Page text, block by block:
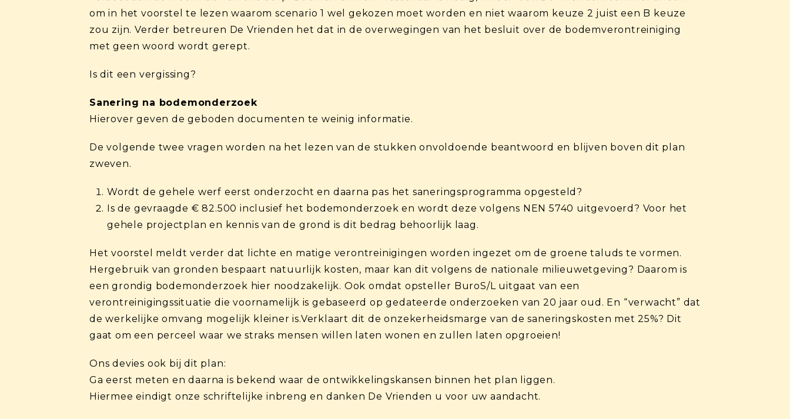
om in het voorstel te lezen waarom scenario 1 wel gekozen moet worden en niet waarom keuze 2 juist een B keuze
zou zijn. Verder betreuren De Vrienden het dat in de overwegingen van het besluit over de bodemverontreiniging
met geen woord wordt gerept.
Is dit een vergissing?
Sanering na bodemonderzoek
Hierover geven de geboden documenten te weinig informatie.
De volgende twee vragen worden na het lezen van de stukken onvoldoende beantwoord en blijven boven dit plan
zweven.
Wordt de gehele werf eerst onderzocht en daarna pas het saneringsprogramma opgesteld?
Is de gevraagde € 82.500 inclusief het bodemonderzoek en wordt deze volgens NEN 5740 uitgevoerd? Voor het
gehele projectplan en kennis van de grond is dit bedrag behoorlijk laag.
Het voorstel meldt verder dat lichte en matige verontreinigingen worden ingezet om de groene taluds te vormen.
Hergebruik van gronden bespaart natuurlijk kosten, maar kan dit volgens de nationale milieuwetgeving? Daarom is
een grondig bodemonderzoek hier noodzakelijk. Ook omdat opsteller BuroS/L uitgaat van een
verontreinigingssituatie die voornamelijk is gebaseerd op gedateerde onderzoeken van 20 jaar oud. En “verwacht” dat
de werkelijke omvang mogelijk kleiner is.Verklaart dit de onzekerheidsmarge van de saneringskosten met 25%? Dit
gaat om een perceel waar we straks mensen willen laten wonen en zullen laten opgroeien!
Ons devies ook bij dit plan:
Ga eerst meten en daarna is bekend waar de ontwikkelingskansen binnen het plan liggen.
Hiermee eindigt onze schriftelijke inbreng en danken De Vrienden u voor uw aandacht.